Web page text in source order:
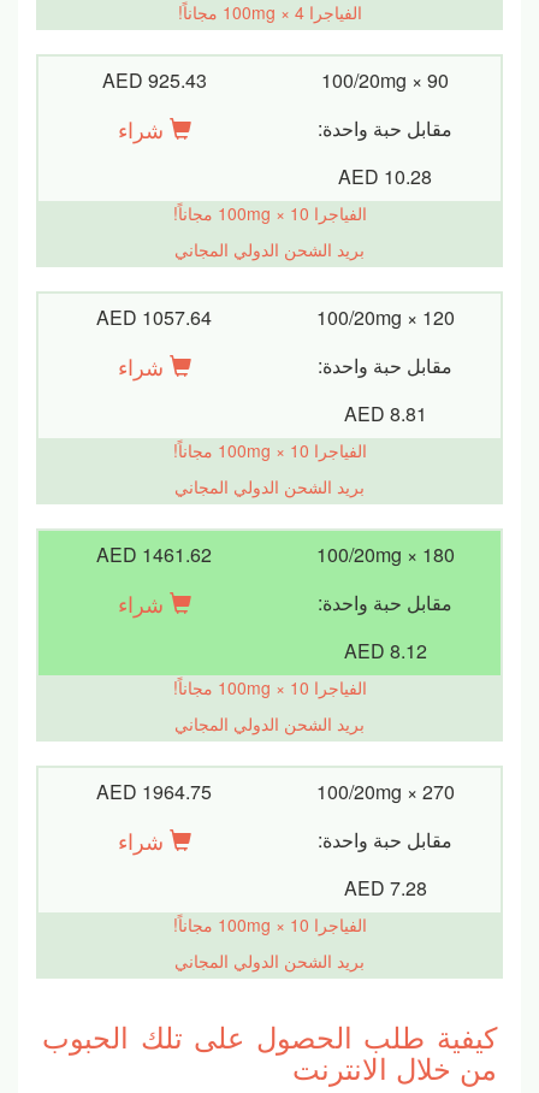
الفياجرا 100mg × 4 مجاناً!
AED 925.43 100/20mg × 90
شراء
مقابل حبة واحدة:
AED 10.28
الفياجرا 100mg × 10 مجاناً!
بريد الشحن الدولي المجاني
AED 1057.64 100/20mg × 120
شراء
مقابل حبة واحدة:
AED 8.81
الفياجرا 100mg × 10 مجاناً!
بريد الشحن الدولي المجاني
AED 1461.62 100/20mg × 180
شراء
مقابل حبة واحدة:
AED 8.12
الفياجرا 100mg × 10 مجاناً!
بريد الشحن الدولي المجاني
AED 1964.75 100/20mg × 270
شراء
مقابل حبة واحدة:
AED 7.28
الفياجرا 100mg × 10 مجاناً!
بريد الشحن الدولي المجاني
كيفية طلب الحصول على تلك الحبوب
من خلال الانترنت